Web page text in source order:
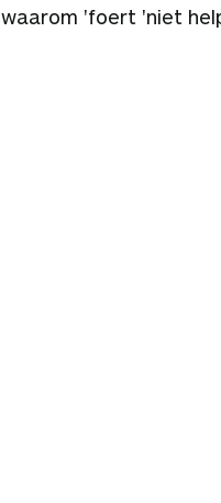
waarom 'foert 'niet